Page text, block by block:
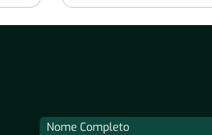
Nome Completo